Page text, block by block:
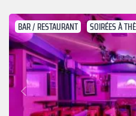
BAR / RESTAURANT SOIRÉES À
Précédent